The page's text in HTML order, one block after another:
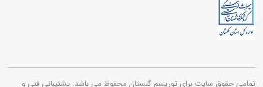
تمامی حقوق سایت برای توریسم گلستان محفوظ می باشد. پشتیبانی فنی و